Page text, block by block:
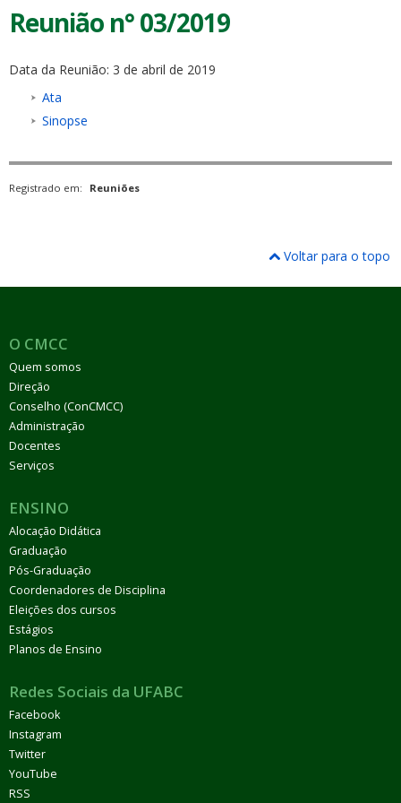
Reunião n° 03/2019
Data da Reunião: 3 de abril de 2019
Ata
Sinopse
Registrado em: Reuniões
Voltar para o topo
O CMCC
Quem somos
Direção
Conselho (ConCMCC)
Administração
Docentes
Serviços
ENSINO
Alocação Didática
Graduação
Pós-Graduação
Coordenadores de Disciplina
Eleições dos cursos
Estágios
Planos de Ensino
Redes Sociais da UFABC
Facebook
Instagram
Twitter
YouTube
RSS